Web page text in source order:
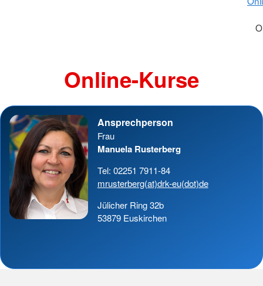
Online-Kurse
Ansprechperson
Frau
Manuela Rusterberg
Tel: 02251 7911-84
mrusterberg(at)drk-eu(dot)de
Jülicher Ring 32b
53879 Euskirchen